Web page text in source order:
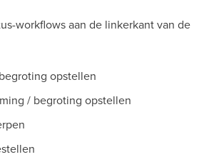
workflows aan de linkerkant van de
opstellen
/ begroting opstellen